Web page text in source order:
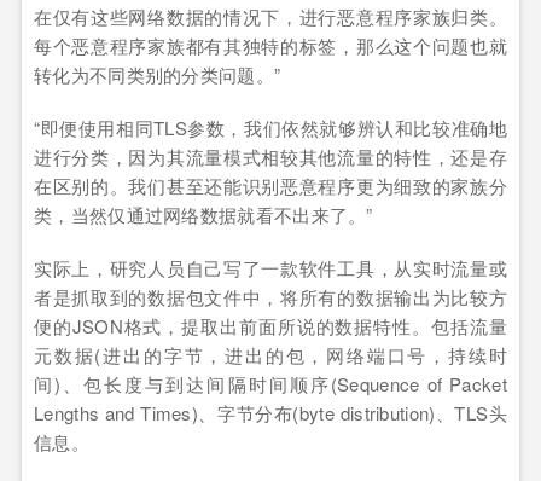
在仅有这些网络数据的情况下，进行恶意程序家族归类。
每个恶意程序家族都有其独特的标签，那么这个问题也就
转化为不同类别的分类问题。”
“即便使用相同TLS参数，我们依然就够辨认和比较准确地
进行分类，因为其流量模式相较其他流量的特性，还是存
在区别的。我们甚至还能识别恶意程序更为细致的家族分
类，当然仅通过网络数据就看不出来了。”
实际上，研究人员自己写了一款软件工具，从实时流量或
者是抓取到的数据包文件中，将所有的数据输出为比较方
便的JSON格式，提取出前面所说的数据特性。包括流量
元数据(进出的字节，进出的包，网络端口号，持续时
间)、包长度与到达间隔时间顺序(Sequence of Packet
Lengths and Times)、字节分布(byte distribution)、TLS头
信息。